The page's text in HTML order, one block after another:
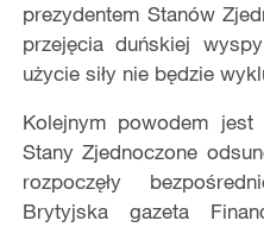
prezydentem Stanów
przejęcia duńskiej
użycie siły nie będzie
Kolejnym powodem
Stany Zjednoczone
rozpoczęły
Brytyjska gazeta